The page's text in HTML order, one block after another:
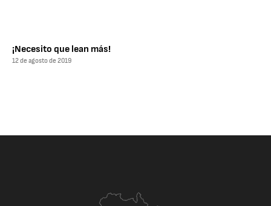
¡Necesito que lean más!
12 de agosto de 2019